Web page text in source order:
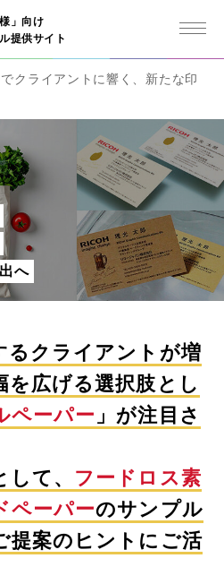
」向け
提供サイト
でクライアントに響く、新たな印
へ
るクライアントが増
を広げる選択肢とし
ペーパー 」が注目さ
て、 フードロス素
ペーパーのサンプル
提案のヒントにご活